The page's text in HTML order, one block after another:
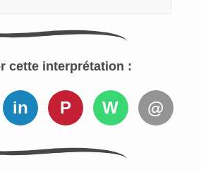
cette interprétation :
in P W @